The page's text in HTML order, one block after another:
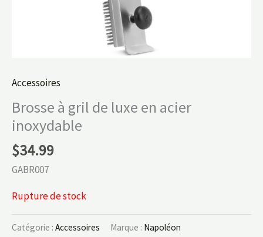
Accessoires
Brosse à gril de luxe en acier
inoxydable
$34.99
GABR007
Rupture de stock
Catégorie : Accessoires Marque : Napoléon